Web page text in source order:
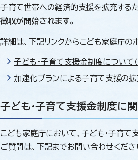
子育て世帯への経済的支援を拡充するた
徴収が開始されます。
詳細は、下記リンクからこども家庭庁の
子ども・子育て支援金制度について
加速化プランによる子育て支援の拡
子ども・子育て支援金制度に
こども家庭庁において、子ども・子育て
ご質問は、下記までお問い合わせくださ